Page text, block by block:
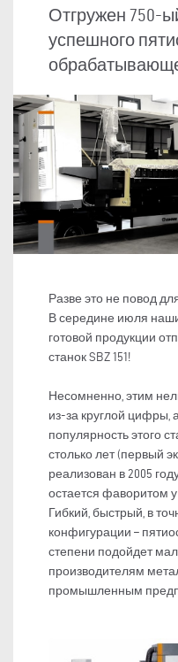
Отгружен 750-
успешного
Разве это не повод
В середине июля наши
готовой продукции
станок SBZ 151!
Несомненно, этим
из-за круглой цифры,
популярность этого
столько лет (первый
реализован в 2005
остается фаворитом
Гибкий, быстрый, в
конфигурации –
степени подойдет
производителям
промышленным